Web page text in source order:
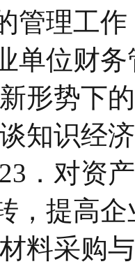
管理工
单位财
形势下
知识经
．对资
，提高
料采购